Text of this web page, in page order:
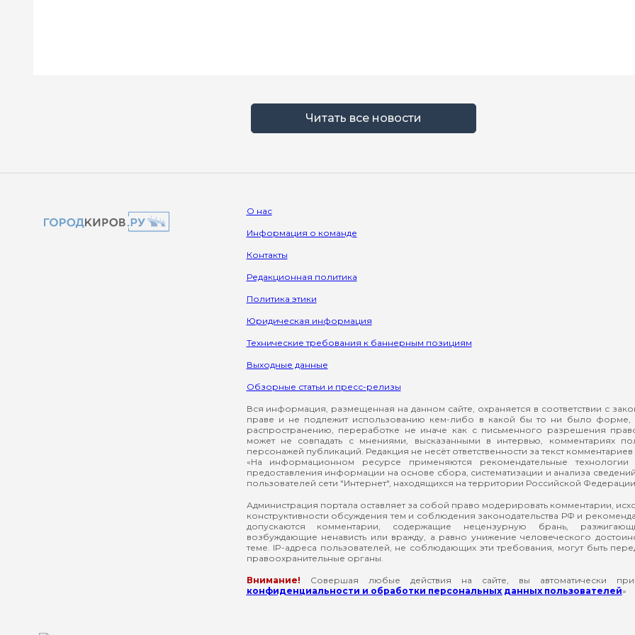
Читать все новости
О нас
Информация о команде
Контакты
Редакционная политика
Политика этики
Юридическая информация
Технические требования к баннерным позициям
Выходные данные
Обзорные статьи и пресс-релизы
Вся информация, размещенная на данном сайте, охраняется в соответствии с
праве и не подлежит использованию кем-либо в какой бы то ни было форме,
распространению, переработке не иначе как с письменного разрешения
может не совпадать с мнениями, высказанными в интервью, комментариях
персонажей публикаций. Редакция не несёт ответственности за текст комментариев
«На информационном ресурсе применяются рекомендательные технологии
предоставления информации на основе сбора, систематизации и анализа
пользователей сети "Интернет", находящихся на территории Российской
Администрация портала оставляет за собой право модерировать комментарии,
конструктивности обсуждения тем и соблюдения законодательства РФ и
допускаются комментарии, содержащие нецензурную брань,
возбуждающие ненависть или вражду, а равно унижение человеческого
теме. IP-адреса пользователей, не соблюдающих эти требования, могут быть
правоохранительные органы.
Внимание! Совершая любые действия на сайте, вы автоматически
конфиденциальности и обработки персональных данных пользователей»